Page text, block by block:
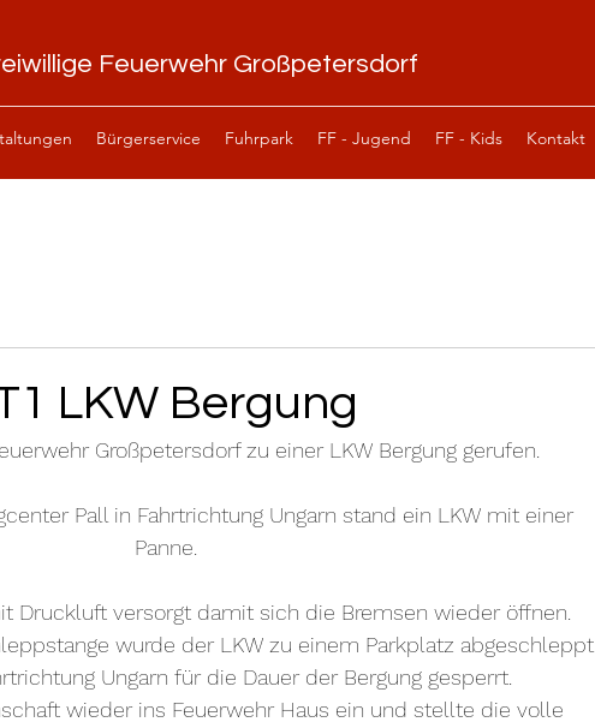
Feuerwehr Großpetersdorf
Bürgerservice Fuhrpark FF - Jugend FF - Kids Kontakt
LKW Bergung
Großpetersdorf zu einer LKW Bergung gerufen.
Pall in Fahrtrichtung Ungarn stand ein LKW mit einer
Panne.
Druckluft versorgt damit sich die Bremsen wieder öffnen.
wurde der LKW zu einem Parkplatz abgeschleppt.
Ungarn für die Dauer der Bergung gesperrt.
wieder ins Feuerwehr Haus ein und stellte die volle